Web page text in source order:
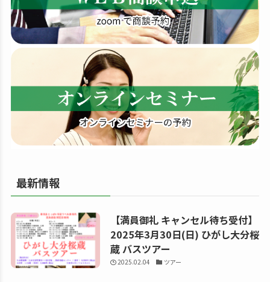
す
る
最新情報
【満員御礼 キャンセル待ち受付】
2025年3月30日(日) ひがし大分桜
蔵 バスツアー
2025.02.04 ツアー